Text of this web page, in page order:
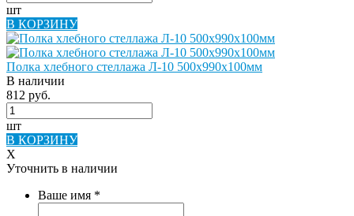
шт
В КОРЗИНУ
Полка хлебного стеллажа Л-10 500х990х100мм
В наличии
812 руб.
шт
В КОРЗИНУ
X
Уточнить в наличии
Ваше имя *